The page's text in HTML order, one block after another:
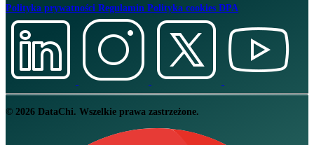
Polityka prywatności Regulamin Polityka cookies DPA
© 2026 DataChi. Wszelkie prawa zastrzeżone.